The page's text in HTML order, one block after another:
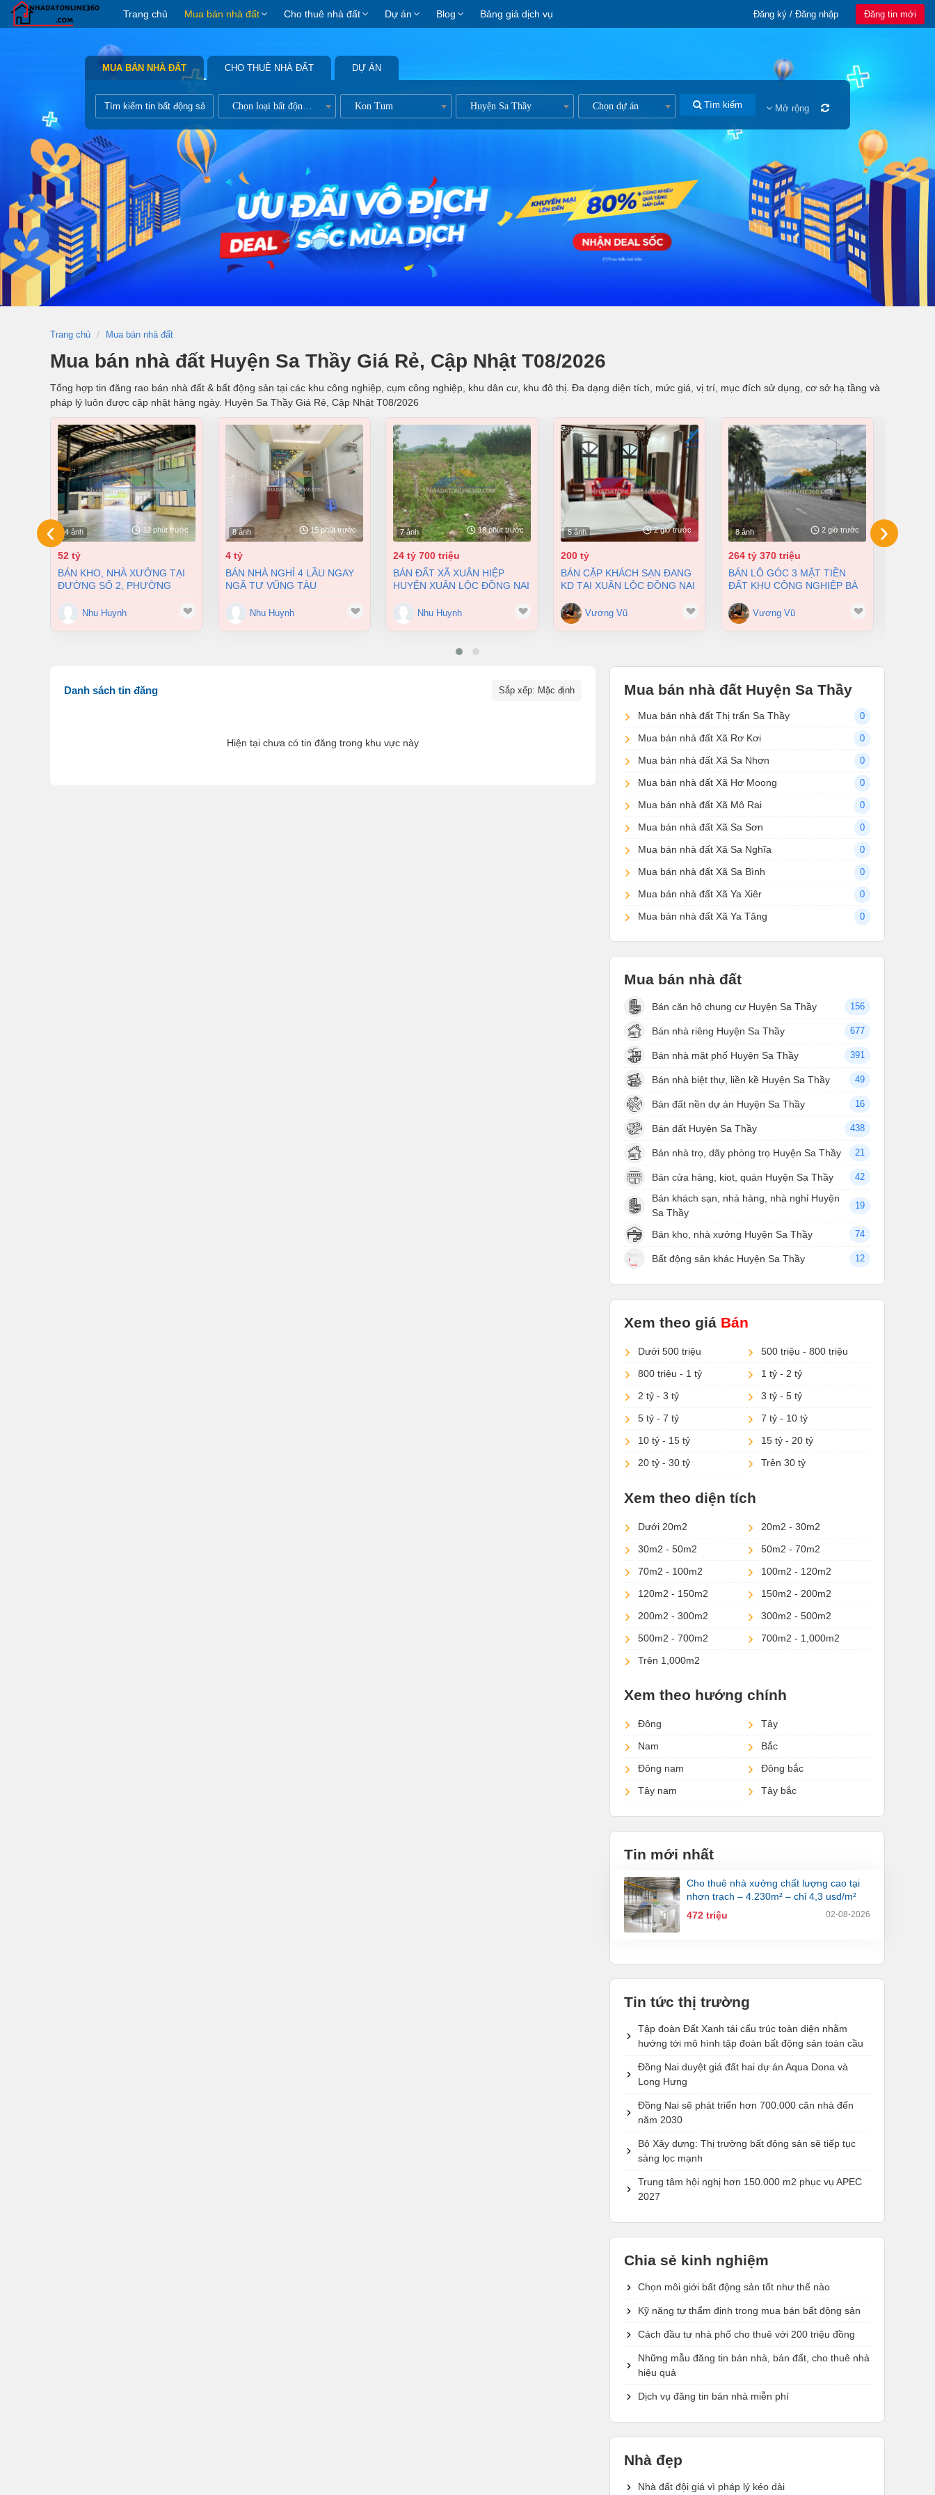
Trang chủ Mua bán nhà đất Cho thuê nhà đất Dự án Blog Bảng giá dịch vụ Đăng ký / Đăng nhập Đăng tin mới
MUA BÁN NHÀ ĐẤT CHO THUÊ NHÀ ĐẤT DỰ ÁN
Chọn loại bất động sản Kon Tum Huyện Sa Thầy Chọn dự án Tìm kiếm Mở rộng
Trang chủ Mua bán nhà đất
Mua bán nhà đất Huyện Sa Thầy Giá Rẻ, Cập Nhật T08/2026
Tổng hợp tin đăng rao bán nhà đất & bất động sản tại các khu công nghiệp, cụm công nghiệp, khu dân cư, khu đô thị. Đa dạng diện tích, mức giá, vị trí, mục đích sử dụng, cơ sở hạ tầng và
pháp lý luôn được cập nhật hàng ngày. Huyện Sa Thầy Giá Rẻ, Cập Nhật T08/2026
4 ảnh 12 phút trước
52 tỷ
BÁN KHO, NHÀ XƯỞNG TẠI
ĐƯỜNG SỐ 2, PHƯỜNG
BIÊN HÒA, ĐỒNG NAI GIÁ 52
TỶ
Nhu Huynh
8 ảnh 15 phút trước
4 tỷ
BÁN NHÀ NGHỈ 4 LẦU NGAY
NGÃ TƯ VŨNG TÀU
ĐỒNG NAI GIÁ CHỈ 4 TỶ
Nhu Huynh
7 ảnh 18 phút trước
24 tỷ 700 triệu
BÁN ĐẤT XÃ XUÂN HIỆP
HUYỆN XUÂN LỘC ĐỒNG NAI
24,7 TỶNhu Huynh
5 ảnh 2 giờ trước
200 tỷ
BÁN CẶP KHÁCH SẠN ĐANG
KD TẠI XUÂN LỘC ĐỒNG NAI
Vương Vũ
8 ảnh 2 giờ trước
264 tỷ 370 triệu
BÁN LÔ GÓC 3 MẶT TIỀN
ĐẤT KHU CÔNG NGHIỆP BÀ
GIÁ CHỈ 100 ĐÔ/M2
Vương Vũ
‹ ›
Danh sách tin đăng Sắp xếp: Mặc định
Hiện tại chưa có tin đăng trong khu vực này
Mua bán nhà đất Huyện Sa Thầy
Mua bán nhà đất Thị trấn Sa Thầy 0
Mua bán nhà đất Xã Rơ Kơi 0
Mua bán nhà đất Xã Sa Nhơn 0
Mua bán nhà đất Xã Hơ Moong 0
Mua bán nhà đất Xã Mô Rai 0
Mua bán nhà đất Xã Sa Sơn 0
Mua bán nhà đất Xã Sa Nghĩa 0
Mua bán nhà đất Xã Sa Bình 0
Mua bán nhà đất Xã Ya Xiêr 0
Mua bán nhà đất Xã Ya Tăng 0
Mua bán nhà đất
Bán căn hộ chung cư Huyện Sa Thầy 156
Bán nhà riêng Huyện Sa Thầy 677
Bán nhà mặt phố Huyện Sa Thầy 391
Bán nhà biệt thự, liền kề Huyện Sa Thầy 49
Bán đất nền dự án Huyện Sa Thầy 16
Bán đất Huyện Sa Thầy 438
Bán nhà trọ, dãy phòng trọ Huyện Sa Thầy 21
Bán cửa hàng, kiot, quán Huyện Sa Thầy 42
Bán khách sạn, nhà hàng, nhà nghỉ Huyện
Sa Thầy
19
Bán kho, nhà xưởng Huyện Sa Thầy 74
Bất động sản khác Huyện Sa Thầy 12
Xem theo giá Bán
Dưới 500 triệu
500 triệu - 800 triệu
800 triệu - 1 tỷ
1 tỷ - 2 tỷ
2 tỷ - 3 tỷ
3 tỷ - 5 tỷ
5 tỷ - 7 tỷ
7 tỷ - 10 tỷ
10 tỷ - 15 tỷ
15 tỷ - 20 tỷ
20 tỷ - 30 tỷ
Trên 30 tỷ
Xem theo diện tích
Dưới 20m2
20m2 - 30m2
30m2 - 50m2
50m2 - 70m2
70m2 - 100m2
100m2 - 120m2
120m2 - 150m2
150m2 - 200m2
200m2 - 300m2
300m2 - 500m2
500m2 - 700m2
700m2 - 1,000m2
Trên 1,000m2
Xem theo hướng chính
Đông
Tây
Nam
Bắc
Đông nam
Đông bắc
Tây nam
Tây bắc
Tin mới nhất
cho thuê nhà xưởng chất lượng cao tại
nhơn trạch – 4.230m² – chỉ 4,3 usd/m²
472 triệu
02-08-2026
Tin tức thị trường
Tập đoàn Đất Xanh tái cấu trúc toàn diện nhằm
hướng tới mô hình tập đoàn bất động sản toàn cầu
Đồng Nai duyệt giá đất hai dự án Aqua Dona và
Long Hưng
Đồng Nai sẽ phát triển hơn 700.000 căn nhà đến
năm 2030
Bộ Xây dựng: Thị trường bất động sản sẽ tiếp tục
sàng lọc mạnh
Trung tâm hội nghị hơn 150.000 m2 phục vụ APEC
2027
Chia sẻ kinh nghiệm
Chọn môi giới bất động sản tốt như thế nào
Kỹ năng tự thẩm định trong mua bán bất động sản
Cách đầu tư nhà phố cho thuê với 200 triệu đồng
Những mẫu đăng tin bán nhà, bán đất, cho thuê nhà
hiệu quả
Dịch vụ đăng tin bán nhà miễn phí
Nhà đẹp
Nhà đất đội giá vì pháp lý kéo dài